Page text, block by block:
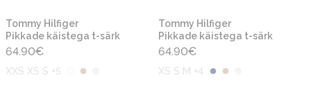
Tommy Hilfiger
Pikkade käistega t-särk
64.90€
XXS XS S +5
Tommy Hilfiger
Pikkade käistega t-särk
64.90€
XS S M +4